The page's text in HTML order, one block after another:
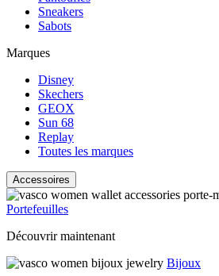
Sneakers
Sabots
Marques
Disney
Skechers
GEOX
Sun 68
Replay
Toutes les marques
Accessoires
Portefeuilles
Découvrir maintenant
Bijoux